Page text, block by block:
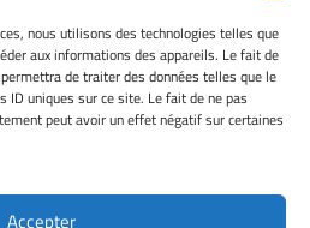
nous utilisons des technologies telles que
aux informations des appareils. Le fait de
de traiter des données telles que le
ID uniques sur ce site. Le fait de ne pas
peut avoir un effet négatif sur certaines
Accepter